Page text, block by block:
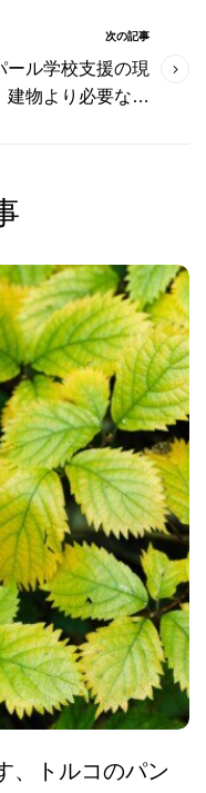
次の記事
ール学校支援の現
建物より必要なの
、トルコのパン